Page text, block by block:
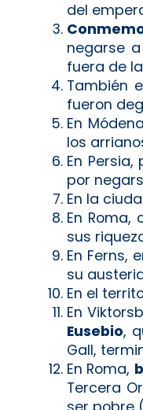
del
negarse
fuera de
También
fueron
En
los
En
por
En la
En
sus
En Ferns,
su
En el
En
Eusebio,
Gall,
En Roma,
Tercera